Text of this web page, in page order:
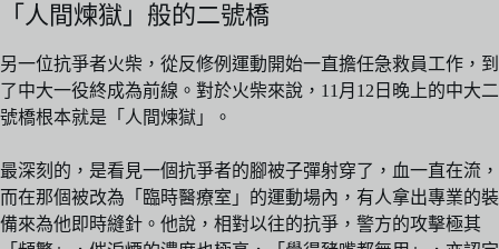
「人間煉獄」般的二號橋
另一位抗爭者火柴，從反修例運動開始一直擔任急救員工作，到
了中大一役終成為前線。對於火柴來說，11月12日晚上的中大二
號橋根本就是「人間煉獄」。
最深刻的，是看見一個抗爭者的腳被子彈射穿了，血一直在流，
而在那個被改為「臨時醫療室」的運動場內，有人拿出專業的裝
備來為他即時縫針。他說，相對以往的抗爭，警方的攻擊極其